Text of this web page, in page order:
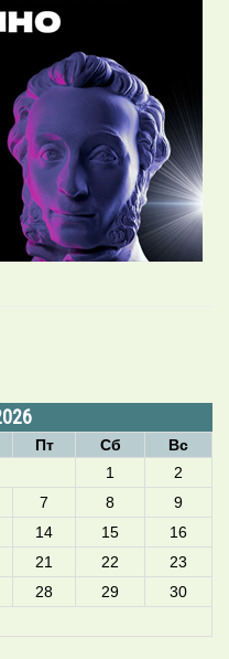
Пт Сб
Вс
1
2
7 8
9
14 15
16
21 22
23
28 29
30